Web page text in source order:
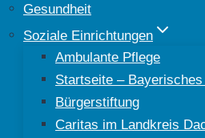
Gesundheit
Soziale Einrichtungen
Ambulante Pflege
Startseite –
Bürgerstiftung
Caritas im Landkreis